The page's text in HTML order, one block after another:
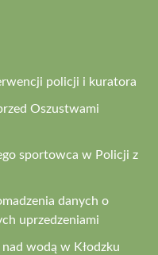
policji i kuratora
Oszustwami
sportowca w Policji z
danych o
uprzedzeniami
wodą w Kłodzku